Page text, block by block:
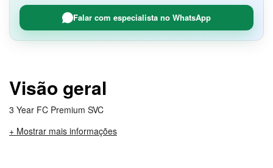
Falar com especialista no WhatsApp
Visão geral
3 Year FC Premium SVC
+ Mostrar mais informações